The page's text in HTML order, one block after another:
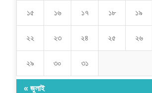
১৫ ১৬ ১৭ ১৮ ১৯
২২ ২৩ ২৪ ২৫ ২৬
২৯ ৩০ ৩১
« জুলাই